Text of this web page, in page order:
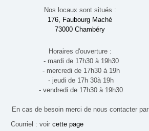
Nos locaux sont situés :
176, Faubourg Maché
73000 Chambéry
Horaires d'ouverture :
- mardi de 17h30 à 19h30
- mercredi de 17h30 à 19h
- jeudi de 17h 30à 19h
- vendredi de 17h30 à 19h30
En cas de besoin merci de nous contacter par
Courriel : voir cette page